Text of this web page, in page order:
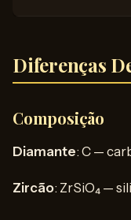
Diferenças
Composição
Diamante: C —
Zircão: ZrSiO₄ —